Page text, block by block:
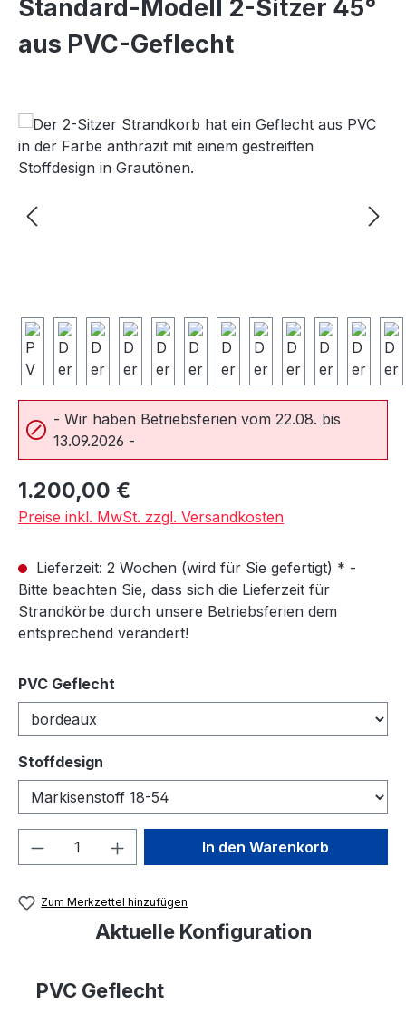
Standard-Modell 2-Sitzer 45°
aus PVC-Geflecht
Bildergalerie überspringen
- Wir haben Betriebsferien vom 22.08. bis
13.09.2026 -
Regulärer Preis:
1.200,00 €
Preise inkl. MwSt. zzgl. Versandkosten
Lieferzeit: 2 Wochen (wird für Sie gefertigt) * -
Bitte beachten Sie, dass sich die Lieferzeit für
Strandkörbe durch unsere Betriebsferien dem
entsprechend verändert!
PVC Geflecht
Stoffdesign
Produkt Anzahl: Gib denIn den Warenkorb
Zum Merkzettel hinzufügen
Aktuelle Konfiguration
PVC Geflecht